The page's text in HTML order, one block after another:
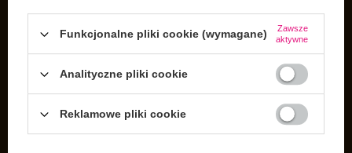
Listy zakupowe
Lista zakupionych produktów
Historia transakcji
Funkcjonalne pliki cookie (wymagane)
Zawsze
aktywne
Analityczne pliki cookie
Reklamowe pliki cookie